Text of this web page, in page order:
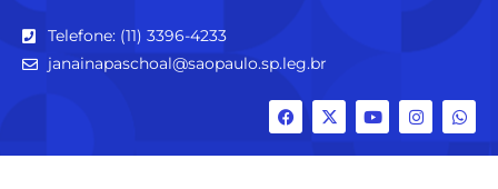
Telefone: (11) 3396-4233
janainapaschoal@saopaulo.sp.leg.br